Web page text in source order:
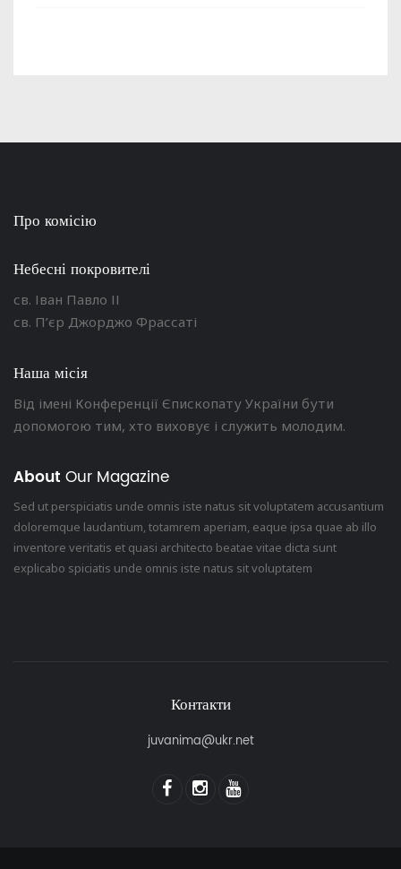
Про комісію
Небесні покровителі
св. Іван Павло ІІ
св. П’єр Джорджо Фрассаті
Наша місія
Від імені Конференції Єпископату України бути
допомогою тим, хто виховує і служить молодим.
About Our Magazine
Sed ut perspiciatis unde omnis iste natus sit voluptatem accusantium
doloremque laudantium, totamrem aperiam, eaque ipsa quae ab illo
inventore veritatis et quasi architecto beatae vitae dicta sunt
explicabo spiciatis unde omnis iste natus sit voluptatem
Контакти
juvanima@ukr.net